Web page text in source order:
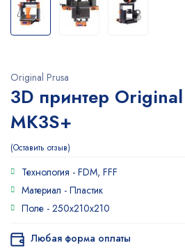
Original Prusa
3D принтер
MK3S+
Оставить отзыв
Технология - FDM, FFF
Материал - Пластик
Поле - 250x210x210
Любая форма оплаты